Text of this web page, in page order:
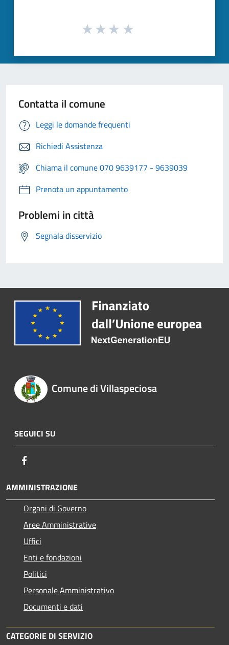
Contatta il comune
Leggi le domande frequenti
Richiedi Assistenza
Chiama il comune 070 9639177 - 9639039
Prenota un appuntamento
Problemi in città
Segnala disservizio
Comune di Villaspeciosa
SEGUICI SU
AMMINISTRAZIONE
Organi di Governo
Aree Amministrative
Uffici
Enti e fondazioni
Politici
Personale Amministrativo
Documenti e dati
CATEGORIE DI SERVIZIO